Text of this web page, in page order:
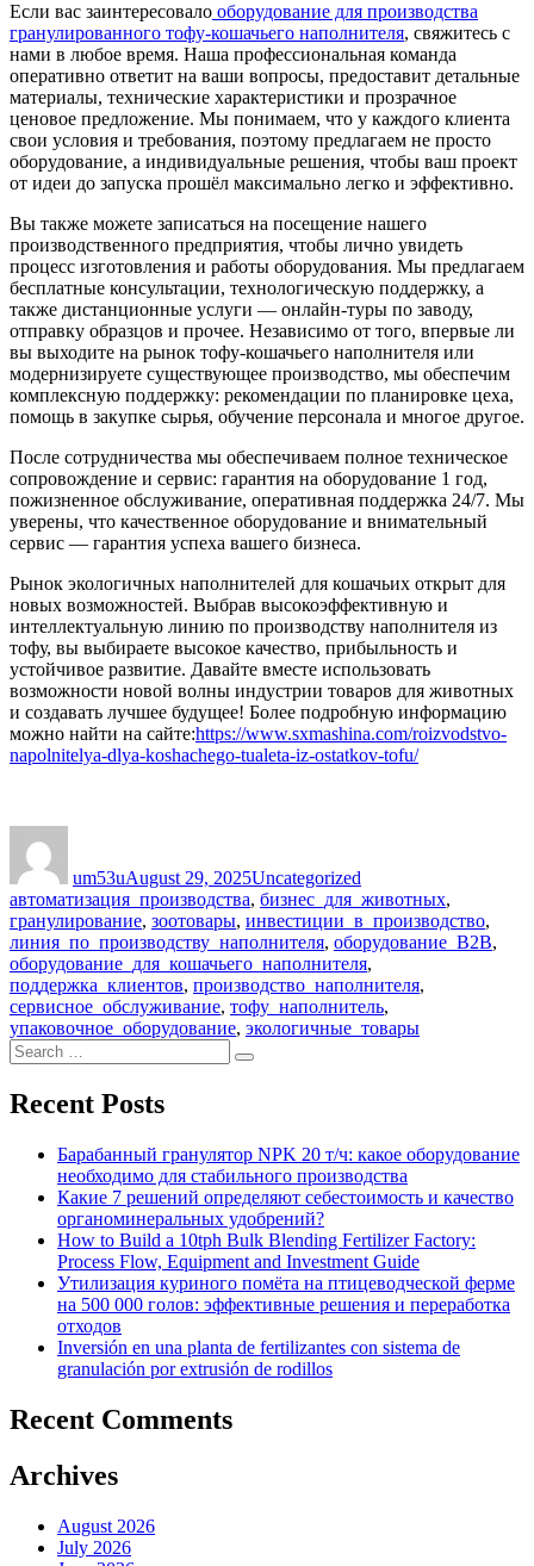
Если вас заинтересовало оборудование для производства
гранулированного тофу-кошачьего наполнителя, свяжитесь с
нами в любое время. Наша профессиональная команда
оперативно ответит на ваши вопросы, предоставит детальные
материалы, технические характеристики и прозрачное
ценовое предложение. Мы понимаем, что у каждого клиента
свои условия и требования, поэтому предлагаем не просто
оборудование, а индивидуальные решения, чтобы ваш проект
от идеи до запуска прошёл максимально легко и эффективно.
Вы также можете записаться на посещение нашего
производственного предприятия, чтобы лично увидеть
процесс изготовления и работы оборудования. Мы предлагаем
бесплатные консультации, технологическую поддержку, а
также дистанционные услуги — онлайн-туры по заводу,
отправку образцов и прочее. Независимо от того, впервые ли
вы выходите на рынок тофу-кошачьего наполнителя или
модернизируете существующее производство, мы обеспечим
комплексную поддержку: рекомендации по планировке цеха,
помощь в закупке сырья, обучение персонала и многое другое.
После сотрудничества мы обеспечиваем полное техническое
сопровождение и сервис: гарантия на оборудование 1 год,
пожизненное обслуживание, оперативная поддержка 24/7. Мы
уверены, что качественное оборудование и внимательный
сервис — гарантия успеха вашего бизнеса.
Рынок экологичных наполнителей для кошачьих открыт для
новых возможностей. Выбрав высокоэффективную и
интеллектуальную линию по производству наполнителя из
тофу, вы выбираете высокое качество, прибыльность и
устойчивое развитие. Давайте вместе использовать
возможности новой волны индустрии товаров для животных
и создавать лучшее будущее! Более подробную информацию
можно найти на сайте:https://www.sxmashina.com/roizvodstvo-
napolnitelya-dlya-koshachego-tualeta-iz-ostatkov-tofu/
um53uAugust 29, 2025Uncategorized
автоматизация_производства, бизнес_для_животных,
гранулирование, зоотовары, инвестиции_в_производство,
линия_по_производству_наполнителя, оборудование_B2B,
оборудование_для_кошачьего_наполнителя,
поддержка_клиентов, производство_наполнителя,
сервисное_обслуживание, тофу_наполнитель,
упаковочное_оборудование, экологичные_товары
Search
for:
Search
Recent Posts
Барабанный гранулятор NPK 20 т/ч: какое оборудование
необходимо для стабильного производства
Какие 7 решений определяют себестоимость и качество
органоминеральных удобрений?
How to Build a 10tph Bulk Blending Fertilizer Factory:
Process Flow, Equipment and Investment Guide
Утилизация куриного помёта на птицеводческой ферме
на 500 000 голов: эффективные решения и переработка
отходов
Inversión en una planta de fertilizantes con sistema de
granulación por extrusión de rodillos
Recent Comments
Archives
August 2026
July 2026